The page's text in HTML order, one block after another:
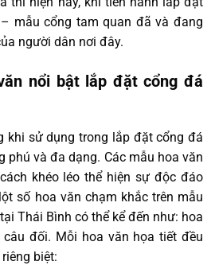
mẫu cổng tam quan đã và đang
người dân nơi đây.
nổi bật lắp đặt cổng đá
khi sử dụng trong lắp đặt cổng đá
phú và đa dạng. Các mẫu hoa văn
khéo léo thể hiện sự độc đáo
số hoa văn chạm khắc trên mẫu
Thái Bình có thể kể đến như: hoa
đối. Mỗi hoa văn họa tiết đều
biệt: